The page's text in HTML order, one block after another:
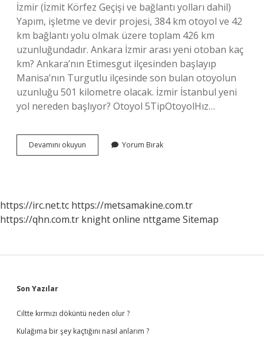
İzmir (İzmit Körfez Geçişi ve bağlantı yolları dahil)
Yapım, işletme ve devir projesi, 384 km otoyol ve 42
km bağlantı yolu olmak üzere toplam 426 km
uzunluğundadır. Ankara İzmir arası yeni otoban kaç
km? Ankara’nın Etimesgut ilçesinden başlayıp
Manisa’nın Turgutlu ilçesinde son bulan otoyolun
uzunluğu 501 kilometre olacak. İzmir İstanbul yeni
yol nereden başlıyor? Otoyol 5TipOtoyolHız…
Devamını okuyun
Yeni
Yorum Bırak
https://irc.net.tc https://metsamakine.com.tr
https://qhn.com.tr knight online nttgame Sitemap
Sidebar
Son Yazılar
Ciltte kırmızı döküntü neden olur ?
Kulağıma bir şey kaçtığını nasıl anlarım ?